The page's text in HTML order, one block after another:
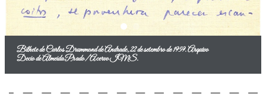
Bilhete de Carlos Drummond de Andrade, 22 de setembro de 1959. Arquivo
Decio de Almeida Prado/ Acervo IMS.